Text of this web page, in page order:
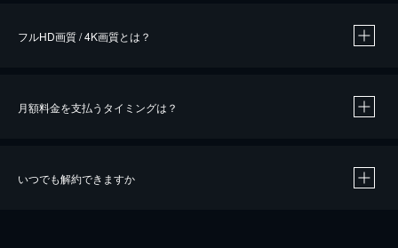
※40％ポイント還元の対象は、クレジットカード決済による作品の購入 / レンタルです。
フルHD画質 / 4K画質とは？
月額料金を支払うタイミングは？
いつでも解約できますか